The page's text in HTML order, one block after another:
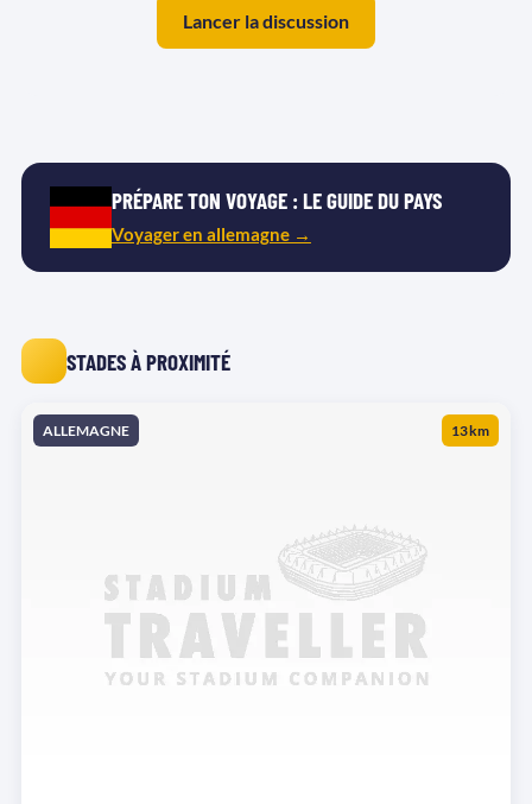
Lancer la discussion
PRÉPARE TON VOYAGE : LE GUIDE DU PAYS
Voyager en allemagne →
STADES À PROXIMITÉ
ALLEMAGNE 13 km